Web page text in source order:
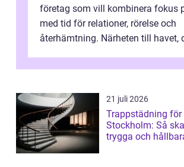
företag som vill kombinera fokus
med tid för relationer, rörelse och
återhämtning. Närheten till havet,
21 juli 2026
Trappstädning för
Stockholm: Så
trygga och